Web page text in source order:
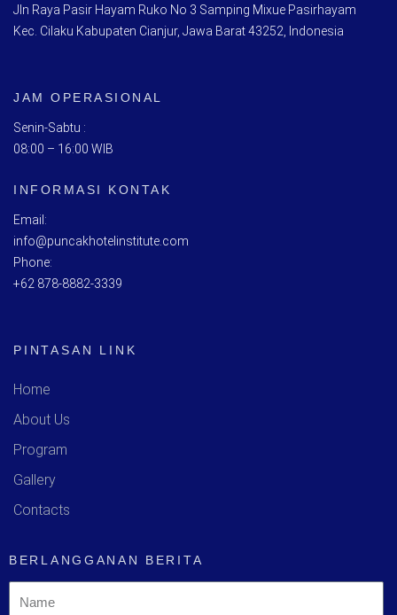
Jln Raya Pasir Hayam Ruko No 3 Samping Mixue Pasirhayam
Kec. Cilaku Kabupaten Cianjur, Jawa Barat 43252, Indonesia
JAM OPERASIONAL
Senin-Sabtu :
08:00 – 16:00 WIB
INFORMASI KONTAK
Email:
info@puncakhotelinstitute.com
Phone:
+62 878-8882-3339
PINTASAN LINK
Home
About Us
Program
Gallery
Contacts
BERLANGGANAN BERITA